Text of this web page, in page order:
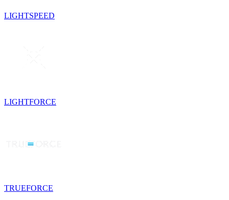
LIGHTSPEED
LIGHTFORCE
TRUEFORCE